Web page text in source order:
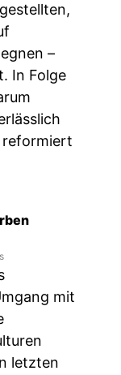
–
In Folge
mit
letzten